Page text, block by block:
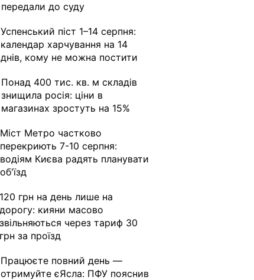
передали до суду
Успенський піст 1–14 серпня:
календар харчування на 14
днів, кому не можна постити
Понад 400 тис. кв. м складів
знищила росія: ціни в
магазинах зростуть на 15%
Міст Метро частково
перекриють 7-10 серпня:
водіям Києва радять планувати
об'їзд
120 грн на день лише на
дорогу: кияни масово
звільняються через тариф 30
грн за проїзд
Працюєте повний день —
отримуйте єЯсла: ПФУ пояснив